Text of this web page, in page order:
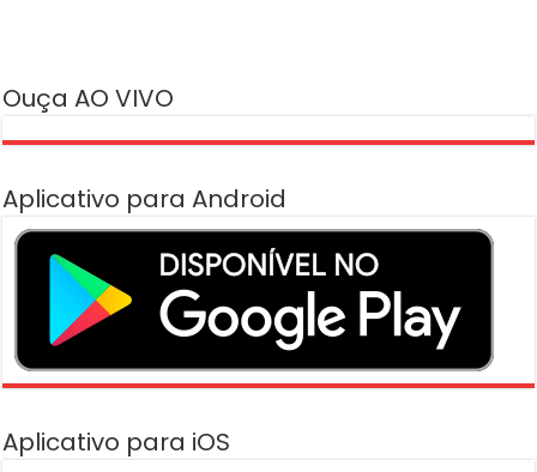
Ouça AO VIVO
Aplicativo para Android
Aplicativo para iOS